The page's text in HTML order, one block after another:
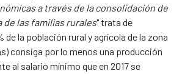
a través de la consolidación de
de las familias rurales" trata de
de la población rural y agrícola de la zona
consiga por lo menos una producción
al salario mínimo que en 2017 se